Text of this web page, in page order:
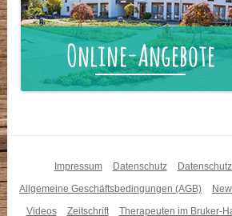
Impressum Datenschutz
Allgemeine Geschäftsbedingungen (AGB)
Videos
Zeitschrift Therapeuten im Bruker-